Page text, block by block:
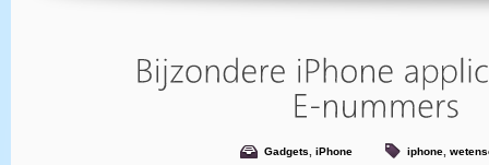
Gadgets iPhone iphone